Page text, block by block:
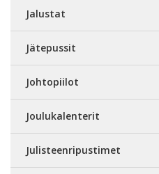
Jalustat
Jätepussit
Johtopiilot
Joulukalenterit
Julisteenripustimet